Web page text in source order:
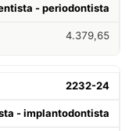
- periodontista
4.379,65
2232-24
- implantodontista